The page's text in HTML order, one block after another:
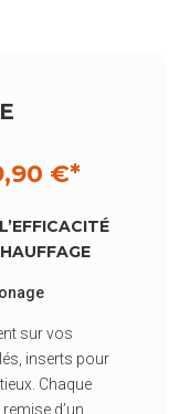
€*
sur vos
inserts pour
Chaque
d’un